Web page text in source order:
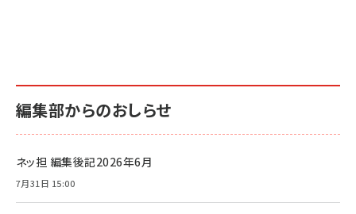
編集部からのおしらせ
ネッ担 編集後記2026年6月
7月31日 15:00